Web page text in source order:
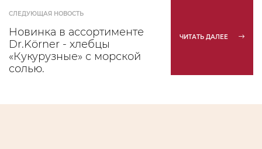
СЛЕДУЮЩАЯ НОВОСТЬ
Новинка в ассортименте
Dr.Körner - хлебцы
«Кукурузные» с морской
солью.
ЧИТАТЬ ДАЛЕЕ